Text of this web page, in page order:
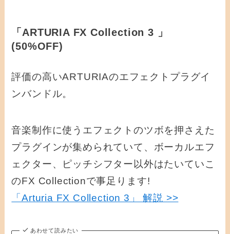
「ARTURIA FX Collection 3 」
(50%OFF)
評価の高いARTURIAのエフェクトプラグイ
ンバンドル。
音楽制作に使うエフェクトのツボを押さえた
プラグインが集められていて、ボーカルエフ
ェクター、ピッチシフター以外はたいていこ
のFX Collectionで事足ります!
「Arturia FX Collection 3」 解説 >>
あわせて読みたい